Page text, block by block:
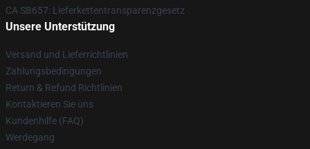
CA SB657: Lieferkettentransparenzgesetz
Unsere Unterstützung
Versand und Lieferrichtlinien
Zahlungsbedingungen
Return & Refund Richtlinien
Kontaktieren Sie uns
Kundenhilfe (FAQ)
Werdegang